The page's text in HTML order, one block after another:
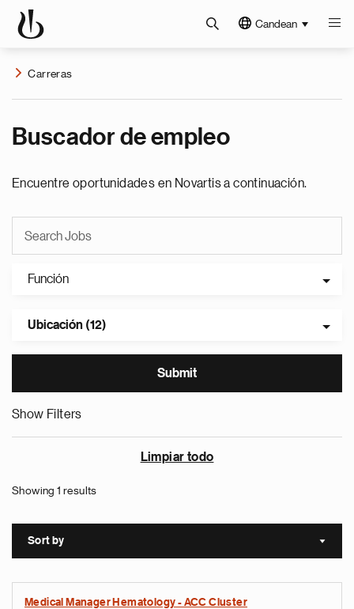
Candean
Carreras
Buscador de empleo
Encuentre oportunidades en Novartis a continuación.
Función
Ubicación (12)
Show Filters
Limpiar todo
Showing 1 results
Sort by Sort
Medical Manager Hematology - ACC Cluster